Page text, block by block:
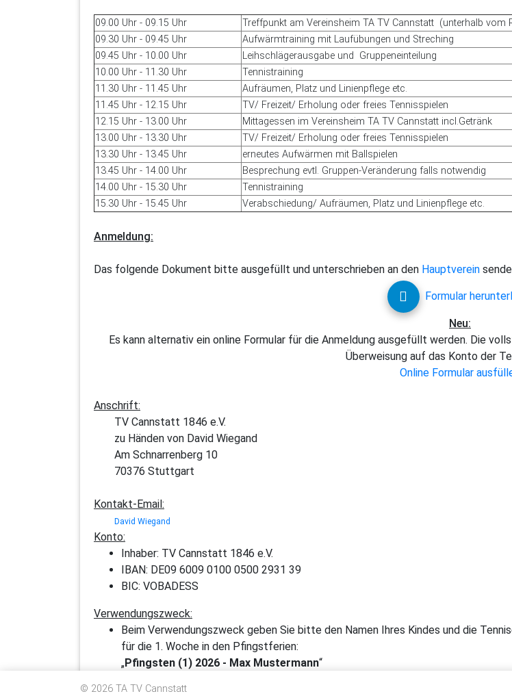
09.00 Uhr - 09.15 Uhr
Treffpunkt am Vereinsheim TA TV Cannstatt (unterhalb vom
09.30 Uhr - 09.45 Uhr
Aufwärmtraining mit Laufübungen und Streching
09.45 Uhr - 10.00 Uhr
Leihschlägerausgabe und Gruppeneinteilung
10.00 Uhr - 11.30 Uhr
Tennistraining
11.30 Uhr - 11.45 Uhr
Aufräumen, Platz und Linienpflege etc.
11.45 Uhr - 12.15 Uhr
TV/ Freizeit/ Erholung oder freies Tennisspielen
12.15 Uhr - 13.00 Uhr
Mittagessen im Vereinsheim TA TV Cannstatt incl.Getränk
13.00 Uhr - 13.30 Uhr
TV/ Freizeit/ Erholung oder freies Tennisspielen
13.30 Uhr - 13.45 Uhr
erneutes Aufwärmen mit Ballspielen
13.45 Uhr - 14.00 Uhr
Besprechung evtl. Gruppen-Veränderung falls notwendig
14.00 Uhr - 15.30 Uhr
Tennistraining
15.30 Uhr - 15.45 Uhr
Verabschiedung/ Aufräumen, Platz und Linienpflege etc.
Anmeldung:
Das folgende Dokument bitte ausgefüllt und unterschrieben an den Hauptverein
Formular
Neu:
Es kann alternativ ein online Formular für die Anmeldung ausgefüllt werden. Die
Überweisung auf das Konto der
Online Formular
Anschrift:
TV Cannstatt 1846 e.V.
zu Händen von David Wiegand
Am Schnarrenberg 10
70376 Stuttgart
Kontakt-Email:
David Wiegand
Konto:
Inhaber: TV Cannstatt 1846 e.V.
IBAN: DE09 6009 0100 0500 2931 39
BIC: VOBADESS
Verwendungszweck:
Beim Verwendungszweck geben Sie bitte den Namen Ihres Kindes und die
für die 1. Woche in den Pfingstferien:
„Pfingsten (1) 2026 - Max Mustermann“
© 2026 TA TV Cannstatt